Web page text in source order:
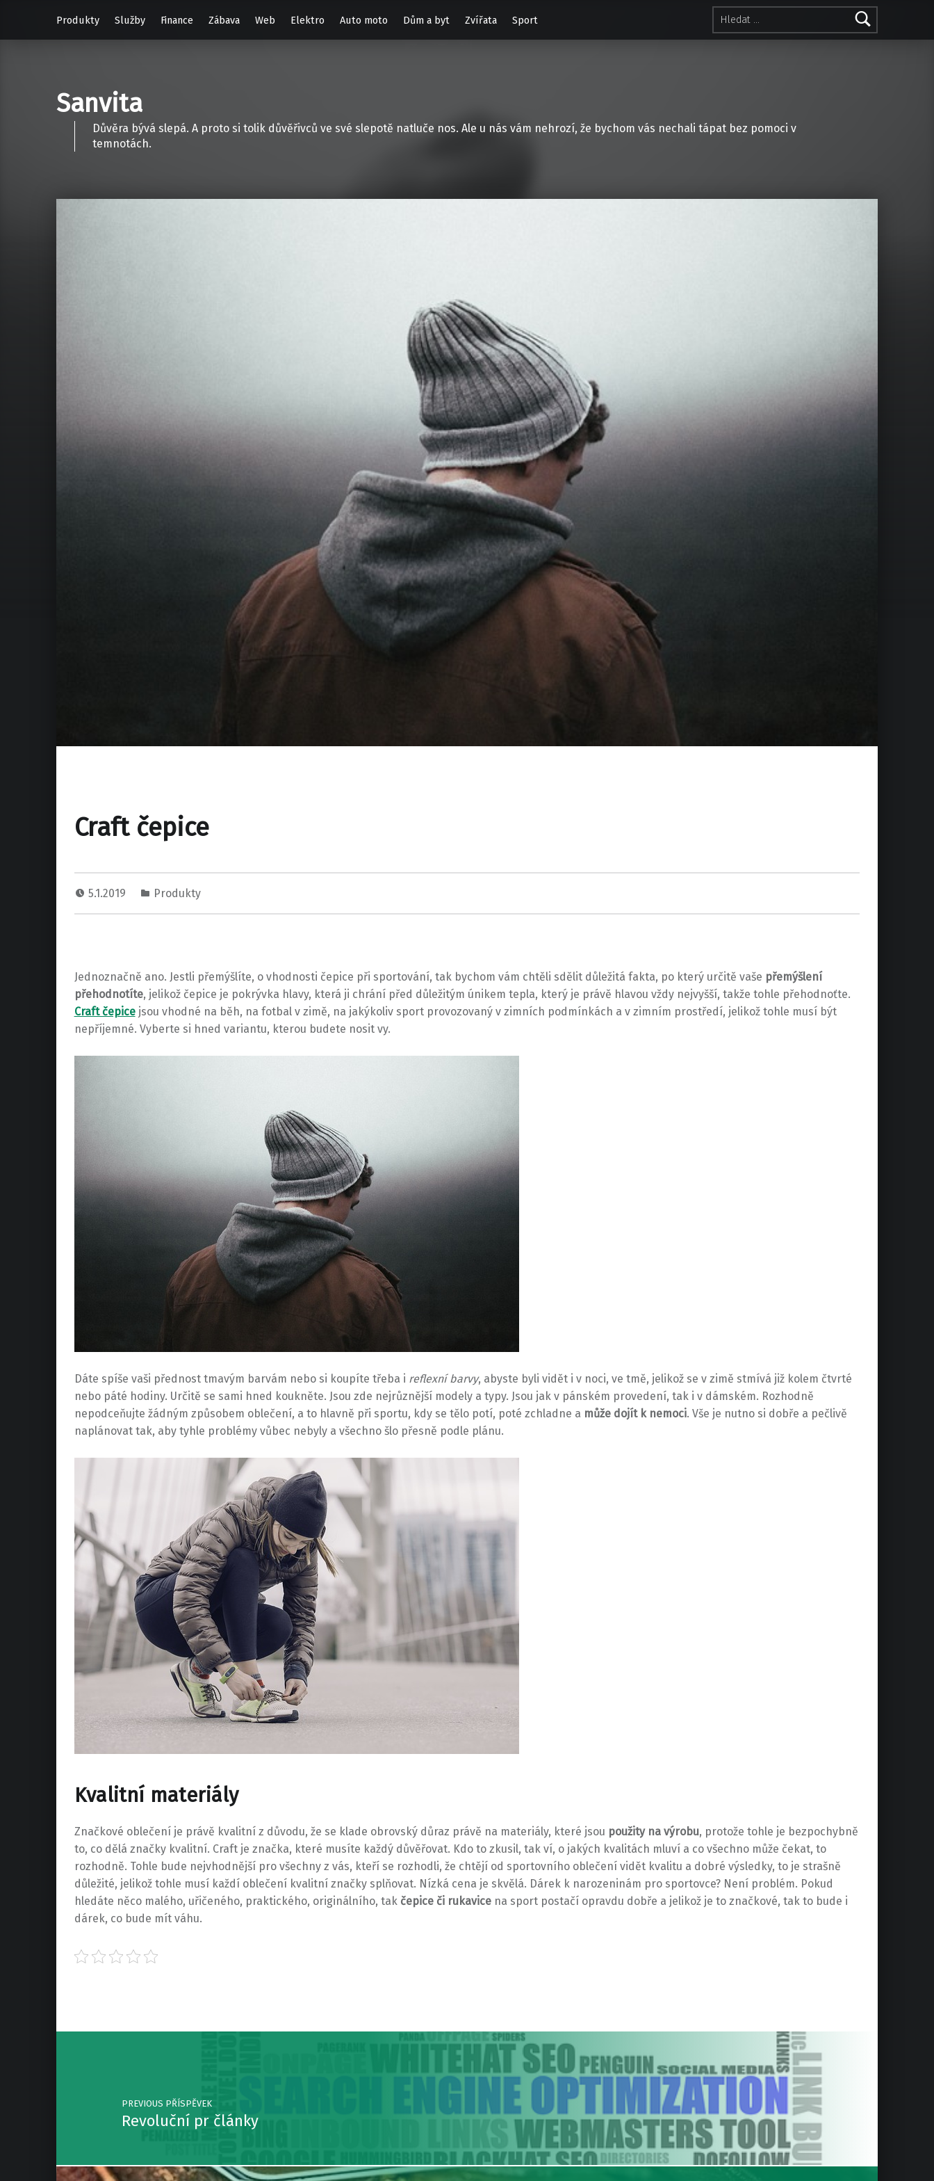
Vyhledávání
Produkty
Služby Finance Zábava Web Elektro Auto moto Dům a byt Zvířata Sport
Sanvita
Důvěra bývá slepá. A proto si tolik důvěřivců ve své slepotě natluče nos. Ale u nás vám nehrozí, že bychom vás nechali tápat bez pomoci v
temnotách.
Craft čepice
5.1.2019 Produkty
Jednoznačně ano. Jestli přemýšlíte, o vhodnosti čepice při sportování, tak bychom vám chtěli sdělit důležitá fakta, po který určitě vaše přemýšlení
přehodnotíte, jelikož čepice je pokrývka hlavy, která ji chrání před důležitým únikem tepla, který je právě hlavou vždy nejvyšší, takže tohle přehodnoťte.
Craft čepicejsou vhodné na běh, na fotbal v zimě, na jakýkoliv sport provozovaný v zimních podmínkách a v zimním prostředí, jelikož tohle musí být
nepříjemné. Vyberte si hned variantu, kterou budete nosit vy.
Dáte spíše vaši přednost tmavým barvám nebo si koupíte třeba i reflexní barvy, abyste byli vidět i v noci, ve tmě, jelikož se v zimě stmívá již kolem čtvrté
nebo páté hodiny. Určitě se sami hned koukněte. Jsou zde nejrůznější modely a typy. Jsou jak v pánském provedení, tak i v dámském. Rozhodně
nepodceňujte žádným způsobem oblečení, a to hlavně při sportu, kdy se tělo potí, poté zchladne a může dojít k nemoci. Vše je nutno si dobře a pečlivě
naplánovat tak, aby tyhle problémy vůbec nebyly a všechno šlo přesně podle plánu.
Kvalitní materiály
Značkové oblečení je právě kvalitní z důvodu, že se klade obrovský důraz právě na materiály, které jsou použity na výrobu, protože tohle je bezpochybně
to, co dělá značky kvalitní. Craft je značka, které musíte každý důvěřovat. Kdo to zkusil, tak ví, o jakých kvalitách mluví a co všechno může čekat, to
rozhodně. Tohle bude nejvhodnější pro všechny z vás, kteří se rozhodli, že chtějí od sportovního oblečení vidět kvalitu a dobré výsledky, to je strašně
důležité, jelikož tohle musí každí oblečení kvalitní značky splňovat. Nízká cena je skvělá. Dárek k narozeninám pro sportovce? Není problém. Pokud
hledáte něco malého, uřičeného, praktického, originálního, tak čepice či rukavicena sport postačí opravdu dobře a jelikož je to značkové, tak to bude i
dárek, co bude mít váhu.
Skip back to main navigation
Post navigation
PREVIOUS PŘÍSPĚVEK
Revoluční pr články